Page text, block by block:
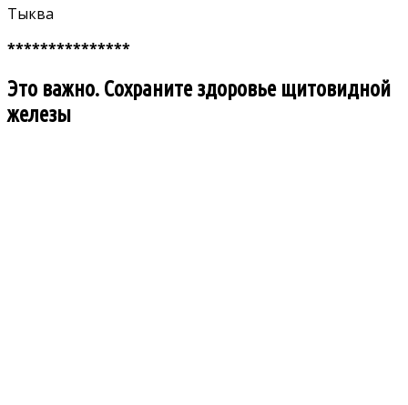
Tыквa
***************
Это важно. Сохраните здоровье щитовидной
железы